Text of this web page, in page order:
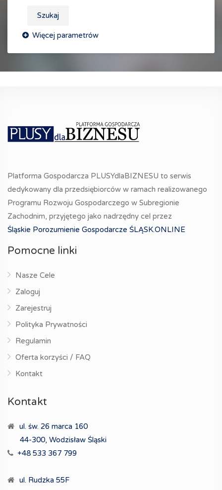
Szukaj
Platforma Gospodarcza PLUSYdlaBIZNESU to serwis
dedykowany dla przedsiębiorców w ramach realizowanego
Programu Rozwoju Gospodarczego w Subregionie
Zachodnim, przyjętego jako nadrzędny cel przez
Śląskie Porozumienie Gospodarcze ŚLĄSK.ONLINE
Pomocne linki
Nasze Cele
Zaloguj
Zarejestruj
Polityka Prywatności
Regulamin
Oferta korzyści / FAQ
Kontakt
Kontakt
ul. św. 26 marca 160
44-300, Wodzisław Śląski
+48 533 367 799
ul. Rudzka 55F